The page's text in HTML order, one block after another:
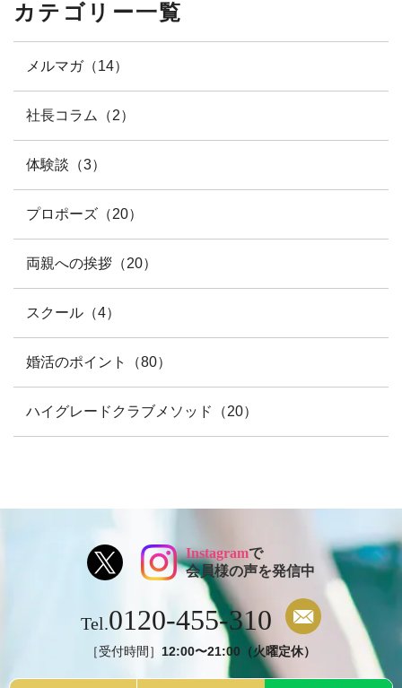
カテゴリー一覧
メルマガ（14）
社長コラム（2）
体験談（3）
プロポーズ（20）
両親への挨拶（20）
スクール（4）
婚活のポイント（80）
ハイグレードクラブメソッド（20）
Instagramで
会員様の声を発信中
Tel.0120-455-310
［受付時間］ 12:00〜21:00（火曜定休）